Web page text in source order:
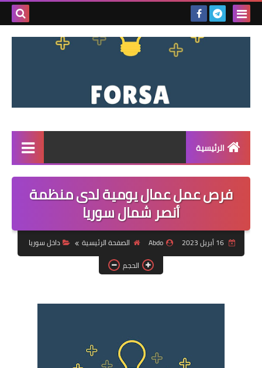
بحث
الرئيسية
القائمة
مناقصات
فرص عمل داخل سوريا
فرص عمل في تركيا
فرص عمل في العراق
دورات تدريبية
فرص عمل عمال يومية لدى منظمة
أنصر شمال سوريا
16 أبريل 2023 Abdo الصفحة الرئيسية
داخل سوريا
الحجم